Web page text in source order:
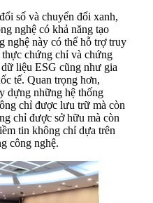
số và chuyển đổi xanh,
nghệ có khả năng tạo
nghệ này có thể hỗ trợ truy
chứng chỉ và chứng
liệu ESG cũng như gia
tế. Quan trọng hơn,
dựng những hệ thống
chỉ được lưu trữ mà còn
chỉ được sở hữu mà còn
tin không chỉ dựa trên
công nghệ.